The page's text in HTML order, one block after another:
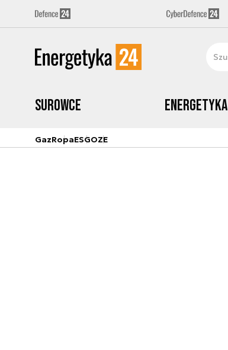
Surowce Energetyka
GazRopaESGOZE